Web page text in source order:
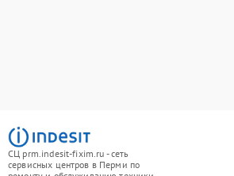
СЦ prm.indesit-fixim.ru - сеть
сервисных центров в Перми по